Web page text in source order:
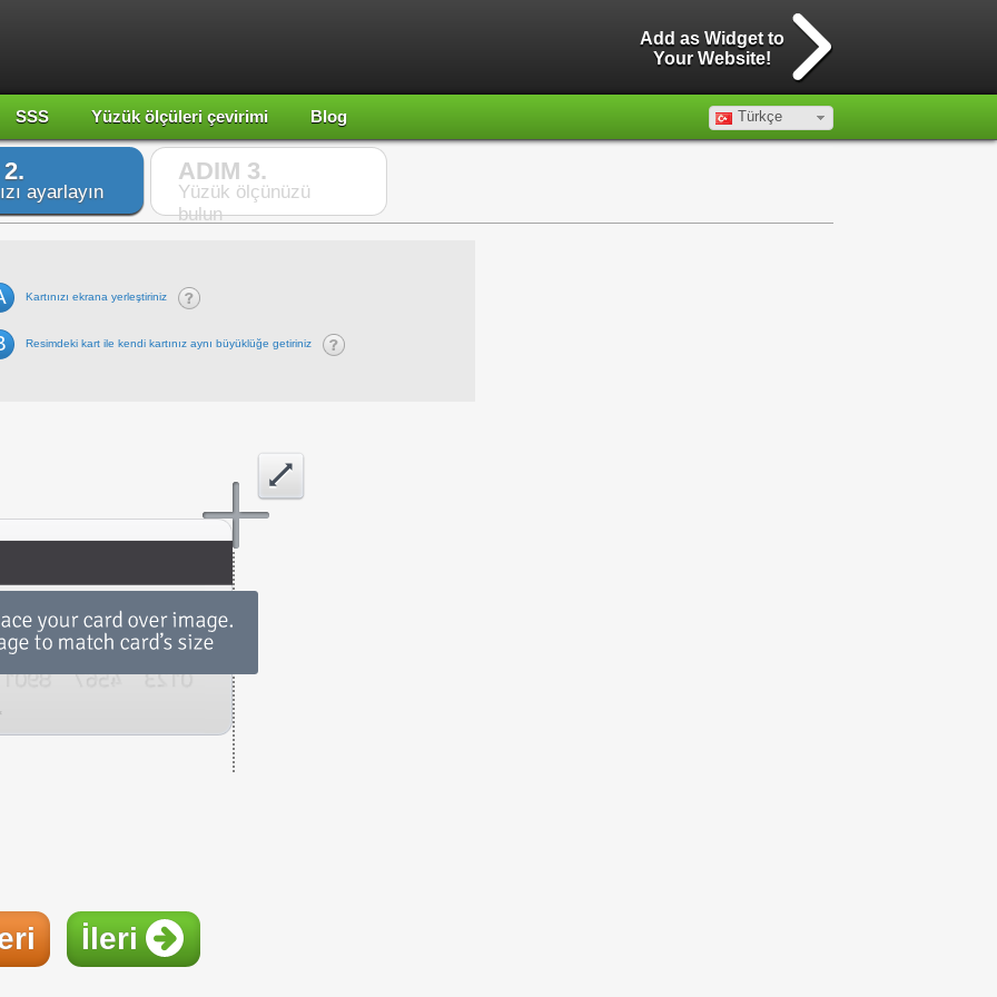
Add as Widget to
Your Website!
SSS Yüzük ölçüleri çevirimi Blog Türkçe
ayarlayın
ADIM 3.
Yüzük ölçünüzü
bulun
Kartınızı ekrana yerleştiriniz
Resimdeki kart ile kendi kartınız aynı büyüklüğe getiriniz
İleri